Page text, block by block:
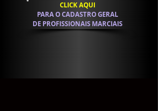
CLICK AQUI
PARA O CADASTRO GERAL
DE PROFISSIONAIS MARCIAIS